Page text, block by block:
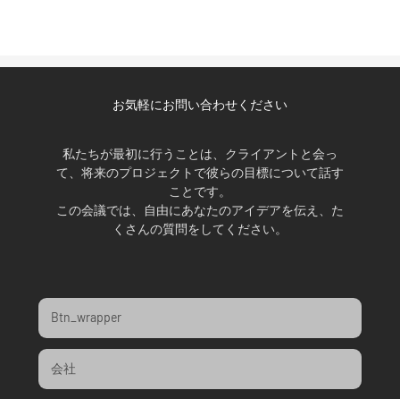
お気軽にお問い合わせください
私たちが最初に行うことは、クライアントと会っ
て、将来のプロジェクトで彼らの目標について話す
ことです。
この会議では、自由にあなたのアイデアを伝え、た
くさんの質問をしてください。
Btn_wrapper
会社